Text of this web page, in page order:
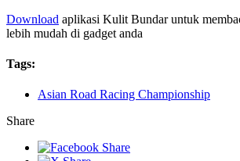
Download aplikasi Kulit Bundar untuk
lebih mudah di gadget anda
Tags:
Asian Road Racing Championship
Share